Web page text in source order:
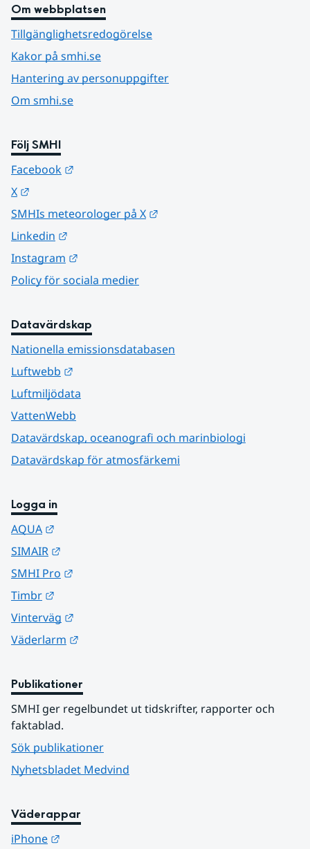
Om webbplatsen
Tillgänglighetsredogörelse
Kakor på smhi.se
Hantering av personuppgifter
Om smhi.se
Följ SMHI
Facebook
X
SMHIs meteorologer på X
Linkedin
Instagram
Policy för sociala medier
Datavärdskap
Nationella emissionsdatabasen
Luftwebb
Luftmiljödata
VattenWebb
Datavärdskap, oceanografi och marinbiologi
Datavärdskap för atmosfärkemi
Logga in
AQUA
SIMAIR
SMHI Pro
Timbr
Vinterväg
Väderlarm
Publikationer
SMHI ger regelbundet ut tidskrifter, rapporter och
faktablad.
Sök publikationer
Nyhetsbladet Medvind
Väderappar
iPhone